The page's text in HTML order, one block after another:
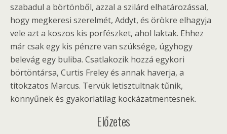
szabadul a börtönből, azzal a szilárd elhatározással,
hogy megkeresi szerelmét, Addyt, és örökre elhagyja
vele azt a koszos kis porfészket, ahol laktak. Ehhez
már csak egy kis pénzre van szüksége, úgyhogy
belevág egy buliba. Csatlakozik hozzá egykori
börtöntársa, Curtis Freley és annak haverja, a
titokzatos Marcus. Tervük letisztultnak tűnik,
könnyűnek és gyakorlatilag kockázatmentesnek.
Előzetes